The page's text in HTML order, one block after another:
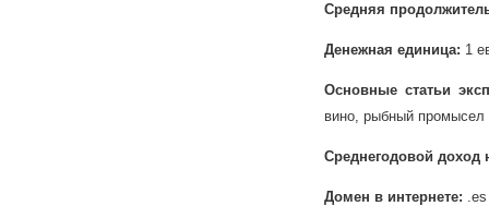
Средняя
Денежная единица: 1
Основные статьи
вино, рыбный промысел
Среднегодовой доход
Домен в интернете: .es